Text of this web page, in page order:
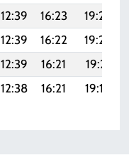
12:39 16:23 19:23
12:39 16:22 19:22
12:39 16:21 19:21
12:38 16:21 19:19